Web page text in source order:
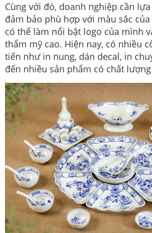
Cùng với đó, doanh nghiệp cần
đảm bảo phù hợp với màu sắc
có thể làm nổi bật logo của mình
thẩm mỹ cao. Hiện nay, có nhiều
tiến như in nung, dán decal, in
đến nhiều sản phẩm có chất